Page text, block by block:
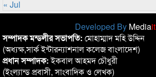
« Jul
Developed By Mediait
সম্পাদক মন্ডলীর সভাপতি: মোহাম্মাদ মহি উদ্দিন
(অধ্যক্ষ,সার্ক ইন্টারন্যাশনাল কলেজ বাংলাদেশ)
প্রধান সম্পাদক:ইকবাল আহমদ চৌধুরী
(ইংল্যান্ড প্রবাসী, সাংবাদিক ও লেখক)